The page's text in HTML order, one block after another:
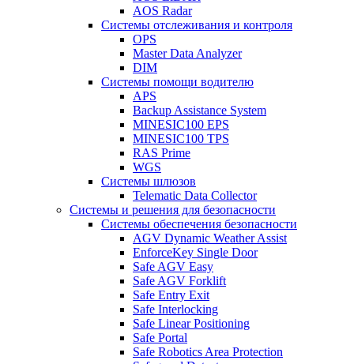
AOS Radar
Системы отслеживания и контроля
OPS
Master Data Analyzer
DIM
Системы помощи водителю
APS
Backup Assistance System
MINESIC100 EPS
MINESIC100 TPS
RAS Prime
WGS
Системы шлюзов
Telematic Data Collector
Системы и решения для безопасности
Системы обеспечения безопасности
AGV Dynamic Weather Assist
EnforceKey Single Door
Safe AGV Easy
Safe AGV Forklift
Safe Entry Exit
Safe Interlocking
Safe Linear Positioning
Safe Portal
Safe Robotics Area Protection